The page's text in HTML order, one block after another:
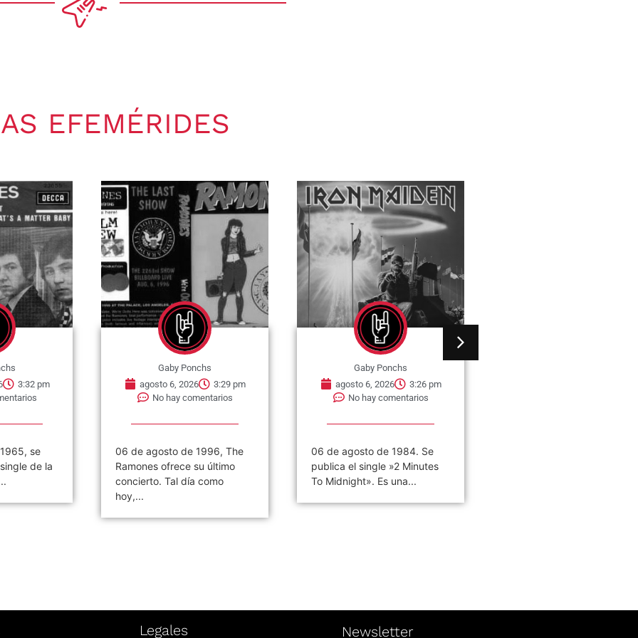
EFEMÉRIDES
3:32 pm
se
de la
Gaby Ponchs
agosto 6, 2026
3:29 pm
No hay comentarios
06 de agosto de 1996, The
Ramones ofrece su último
concierto. Tal día como
hoy,...
Gaby Ponchs
agosto 6, 2026
3:26 pm
No hay comentarios
06 de agosto de 1984. Se
publica el single »2 Minutes
To Midnight». Es una...
Legales Newsletter